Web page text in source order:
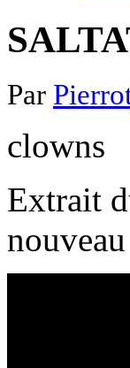
Par
clowns
Extrait